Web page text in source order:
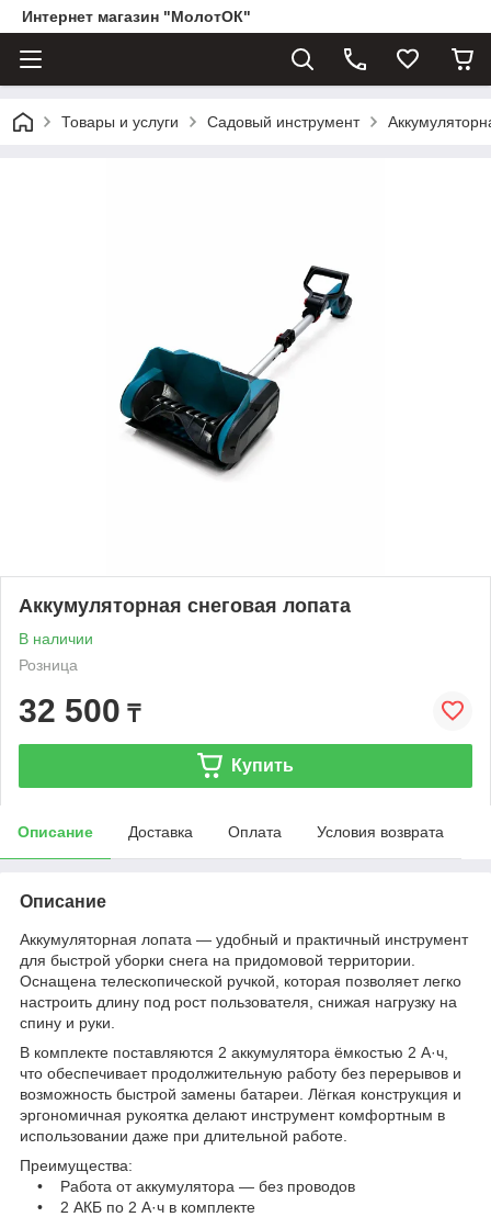
Интернет магазин "МолотОК"
Товары и услуги Садовый инструмент
Аккумуляторная снеговая лопата
В наличии
Розница
32 500 ₸
Купить
Описание Доставка Оплата Условия возврата
Описание
Аккумуляторная лопата — удобный и практичный инструмент
для быстрой уборки снега на придомовой территории.
Оснащена телескопической ручкой, которая позволяет легко
настроить длину под рост пользователя, снижая нагрузку на
спину и руки.
В комплекте поставляются 2 аккумулятора ёмкостью 2 А·ч,
что обеспечивает продолжительную работу без перерывов и
возможность быстрой замены батареи. Лёгкая конструкция и
эргономичная рукоятка делают инструмент комфортным в
использовании даже при длительной работе.
Преимущества:
• Работа от аккумулятора — без проводов
• 2 АКБ по 2 А·ч в комплекте